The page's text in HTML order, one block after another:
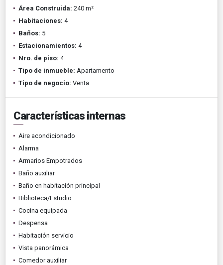
Área Construida: 240 m²
Habitaciones: 4
Baños: 5
Estacionamientos: 4
Nro. de piso: 4
Tipo de inmueble: Apartamento
Tipo de negocio: Venta
Características internas
Aire acondicionado
Alarma
Armarios Empotrados
Baño auxiliar
Baño en habitación principal
Biblioteca/Estudio
Cocina equipada
Despensa
Habitación servicio
Vista panorámica
Comedor auxiliar